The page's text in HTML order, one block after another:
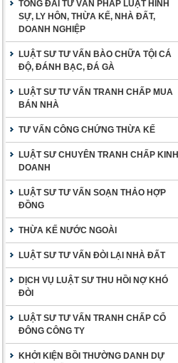
TỔNG ĐÀI TƯ VẤN PHÁP LUẬT HÌNH
SỰ, LY HÔN, THỪA KẾ, NHÀ ĐẤT,
DOANH NGHIỆP
LUẬT SƯ TƯ VẤN BÀO CHỮA TỘI CÁ
ĐỘ, ĐÁNH BẠC, ĐÁ GÀ
LUẬT SƯ TƯ VẤN TRANH CHẤP MUA
BÁN NHÀ
TƯ VẤN CÔNG CHỨNG THỪA KẾ
LUẬT SƯ CHUYÊN TRANH CHẤP KINH
DOANH
LUẬT SƯ TƯ VẤN SOẠN THẢO HỢP
ĐỒNG
THỪA KẾ NƯỚC NGOÀI
LUẬT SƯ TƯ VẤN ĐÒI LẠI NHÀ ĐẤT
DỊCH VỤ LUẬT SƯ THU HỒI NỢ KHÓ
ĐÒI
LUẬT SƯ TƯ VẤN TRANH CHẤP CỔ
ĐÔNG CÔNG TY
KHỞI KIỆN BỒI THƯỜNG DANH DỰ